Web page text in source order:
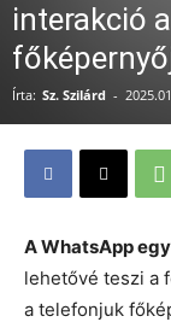
interakció
Írta: Sz. Szilárd -
A WhatsApp
lehetővé teszi a
a telefonjuk